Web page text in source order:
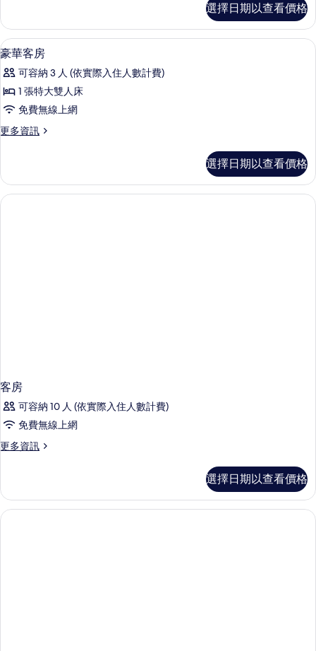
的
所
有
相
片
套
房
(Mer)
詳
情
選擇日期以查看價格
顯
示
豪
華
客
房
所
有
4
豪華客房
可容納 3 人 (依實際入住人數計費)
1 張特大雙人床
免費無線上網
更多資訊
更
客
房
的
選擇日期以查看價格
客房
可容納 10 人 (依實際入住人數計費)
免費無線上網
更多資訊
更
的
詳
情
選擇日期以查看價格